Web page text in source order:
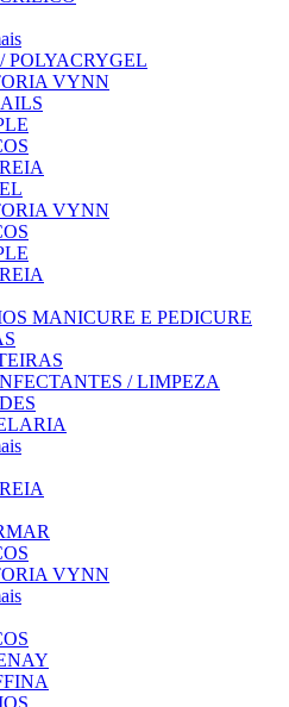
POLYACRYGEL
VYNN
VYNN
MANICURE E PEDICURE
/ LIMPEZA
VYNN